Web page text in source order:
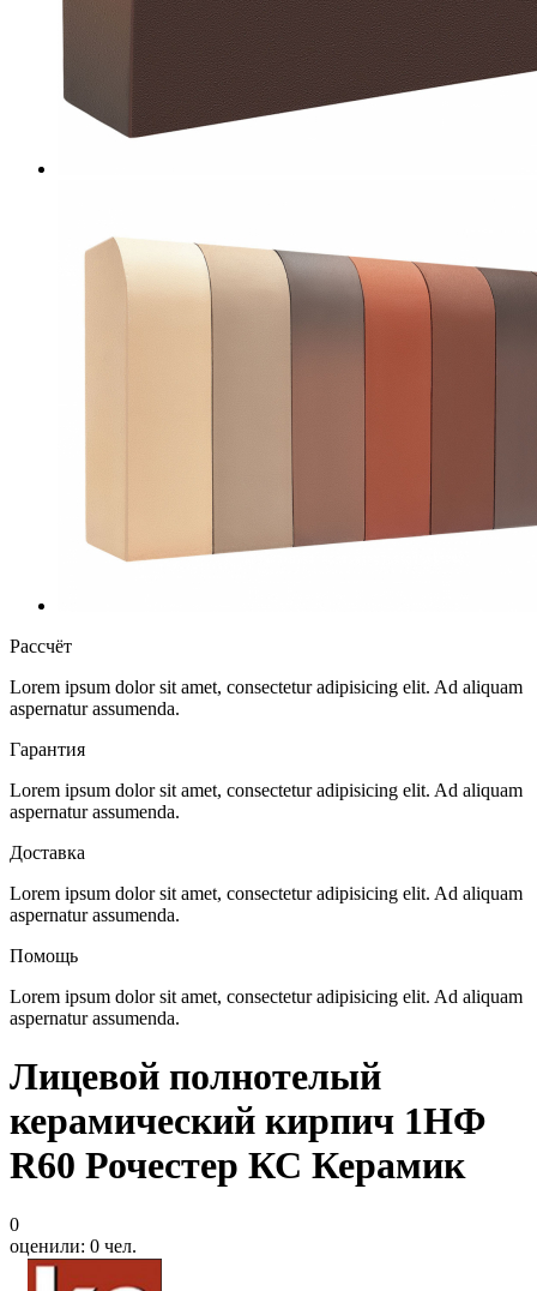
Рассчёт
Lorem ipsum dolor sit amet, consectetur adipisicing elit. Ad aliquam
aspernatur assumenda.
Гарантия
Lorem ipsum dolor sit amet, consectetur adipisicing elit. Ad aliquam
aspernatur assumenda.
Доставка
Lorem ipsum dolor sit amet, consectetur adipisicing elit. Ad aliquam
aspernatur assumenda.
Помощь
Lorem ipsum dolor sit amet, consectetur adipisicing elit. Ad aliquam
aspernatur assumenda.
Лицевой полнотелый
керамический кирпич 1НФ
R60 Рочестер КС Керамик
0
оценили: 0 чел.